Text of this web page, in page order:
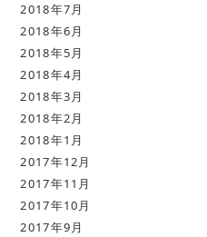
2018年7月
2018年6月
2018年5月
2018年4月
2018年3月
2018年2月
2018年1月
2017年12月
2017年11月
2017年10月
2017年9月